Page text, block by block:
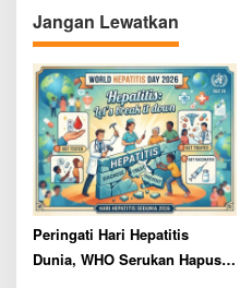
a
v
i
g
a
t
i
o
n
Jangan Lewatkan
Peringati Hari Hepatitis
Dunia, WHO Serukan Hapus